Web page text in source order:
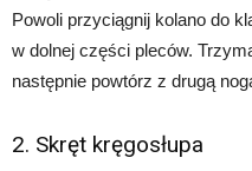
Powoli przyciągnij kolano do
w dolnej części pleców.
następnie powtórz z drugą
2. Skręt kręgosłupa